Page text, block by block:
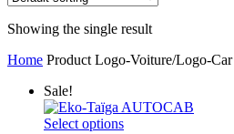
Showing the single result
Home Product Logo-Voiture/Logo-Car
Sale!
Select options